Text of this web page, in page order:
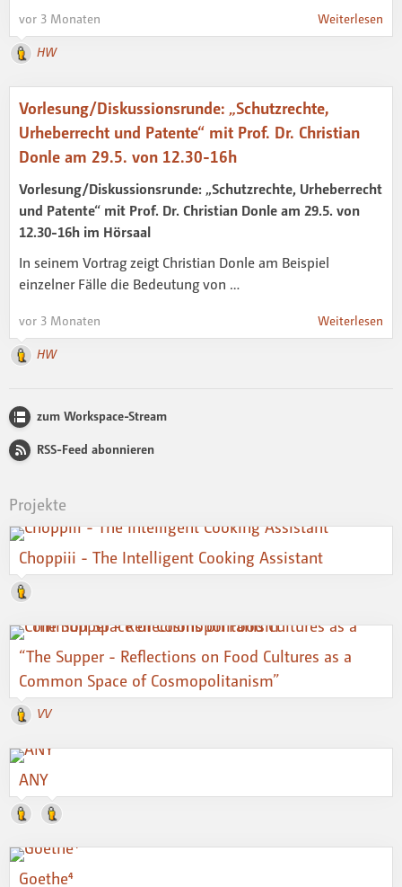
Projekte
Choppiii - The Intelligent Cooking Assistant
“The Supper - Reflections on Food Cultures as a
Common Space of Cosmopolitanism”
VV
ANY
Goethe⁴
vor 3 Monaten Weiterlesen
HW
Vorlesung/Diskussionsrunde: „Schutzrechte,
Urheberrecht und Patente“ mit Prof. Dr. Christian
Donle am 29.5. von 12.30-16h
Vorlesung/Diskussionsrunde: „Schutzrechte, Urheberrecht
und Patente“ mit Prof. Dr. Christian Donle am 29.5. von
12.30-16h im Hörsaal
In seinem Vortrag zeigt Christian Donle am Beispiel
einzelner Fälle die Bedeutung von …
vor 3 Monaten Weiterlesen
HW
zum Workspace-Stream
RSS-Feed abonnieren